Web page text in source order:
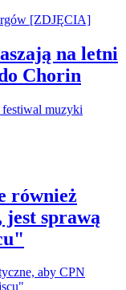
na letni
Chorin
również
jest sprawą